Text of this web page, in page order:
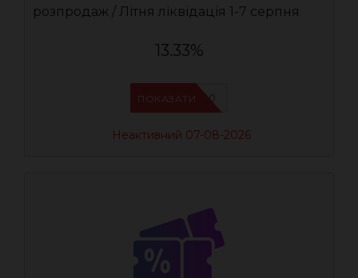
розпродаж / Літня ліквідація 1-7 серпня
13.33%
IFSCDUA10
ПОКАЗАТИ
Неактивний 07-08-2026